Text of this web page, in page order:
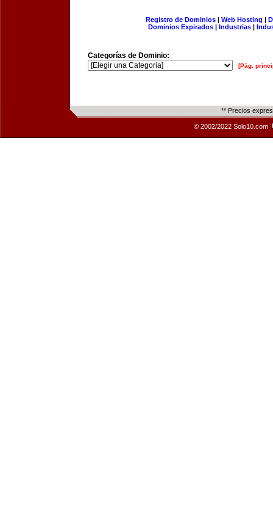
Registro de Dominios| Web Hosting |
Dominios Expirados | Industrias |
Categorías de Dominio:
[Pág.
** Precios
© 2002/2022 Solo10.com